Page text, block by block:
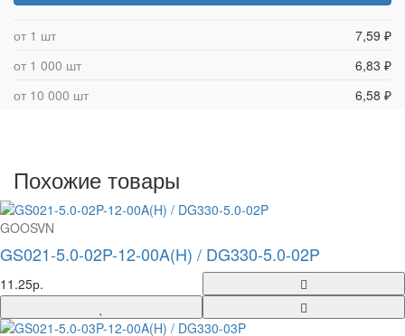
от 1 шт
7,59 ₽
от 1 000 шт
6,83 ₽
от 10 000 шт
6,58 ₽
Похожие товары
GOOSVN
GS021-5.0-02P-12-00A(H) / DG330-5.0-02P
11.25р.